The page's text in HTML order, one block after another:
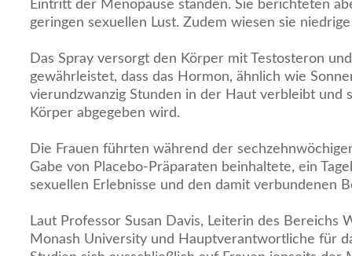
Eintritt der Menopause standen. Sie berichteten
geringen sexuellen Lust. Zudem wiesen sie
Das Spray versorgt den Körper mit Testosteron
gewährleistet, dass das Hormon, ähnlich wie
vierundzwanzig Stunden in der Haut verbleibt und
Körper abgegeben wird.
Die Frauen führten während der
Gabe von Placebo-Präparaten beinhaltete, ein
sexuellen Erlebnisse und den damit verbundenen
Laut Professor Susan Davis, Leiterin des Bereichs
Monash University und Hauptverantwortliche für